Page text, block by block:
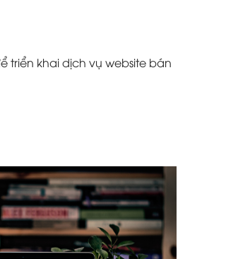
triển khai dịch vụ website bán